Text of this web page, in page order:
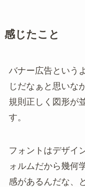
感じたこと
バナー広告という
じだなぁと思いな
規則正しく図形が
す。
フォントはデザイ
ォルムだから幾何
感があるんだな、と